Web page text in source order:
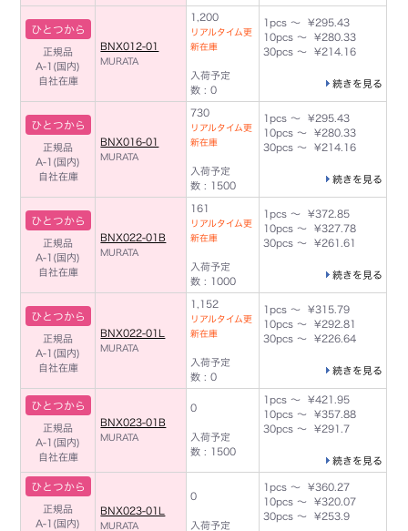
ひとつから
正規品
A-1(国内)
自社在庫
BNX012-01
MURATA
1,200
リアルタイム更
新在庫
入荷予定
数 : 0
1pcs ～ ¥295.43
10pcs ～ ¥280.33
30pcs ～ ¥214.16
続きを見る
ひとつから
正規品
A-1(国内)
自社在庫
BNX016-01
MURATA
730
リアルタイム更
新在庫
入荷予定
数 : 1500
1pcs ～ ¥295.43
10pcs ～ ¥280.33
30pcs ～ ¥214.16
続きを見る
ひとつから
正規品
A-1(国内)
自社在庫
BNX022-01B
MURATA
161
リアルタイム更
新在庫
入荷予定
数 : 1000
1pcs ～ ¥372.85
10pcs ～ ¥327.78
30pcs ～ ¥261.61
続きを見る
ひとつから
正規品
A-1(国内)
自社在庫
BNX022-01L
MURATA
1,152
リアルタイム更
新在庫
入荷予定
数 : 0
1pcs ～ ¥315.79
10pcs ～ ¥292.81
30pcs ～ ¥226.64
続きを見る
ひとつから
正規品
A-1(国内)
自社在庫
BNX023-01B
MURATA
0
入荷予定
数 : 1500
1pcs ～ ¥421.95
10pcs ～ ¥357.88
30pcs ～ ¥291.7
続きを見る
ひとつから
正規品
A-1(国内)
BNX023-01L
MURATA
0
入荷予定
1pcs ～ ¥360.27
10pcs ～ ¥320.07
30pcs ～ ¥253.9